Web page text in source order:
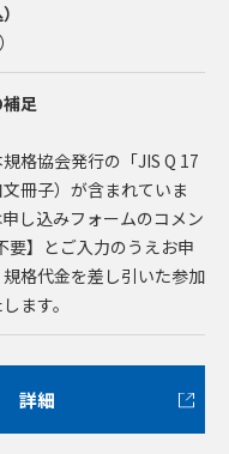
足
格協会発行の「JIS Q 17
冊子）が含まれていま
し込みフォームのコメン
要】とご入力のうえお申
格代金を差し引いた参加
ます。
詳細